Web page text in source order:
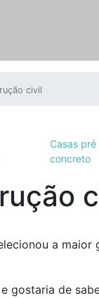
civil
Casas
concreto
a
gostaria de